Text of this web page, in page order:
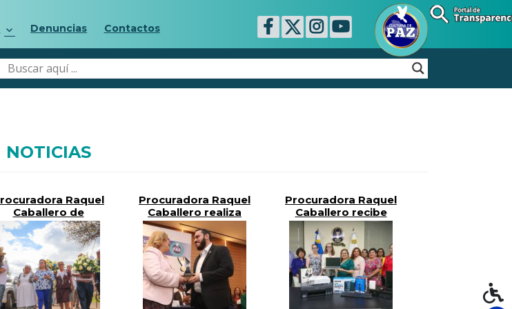
Denuncias Contactos
NOTICIAS
Raquel
Caballero de
Guevara Acompaña
del
Aniversario de
Masacres de El
Mozote y lugares
aledaños
Procuradora Raquel
Caballero realiza
entrega del
«Premio Nacional a
la Promoción y
Defensa de los
Derechos Humanos
2022»
Procuradora Raquel
Caballero recibe
donativo de socio
estratégico en la
defensa de los
DD.HH.